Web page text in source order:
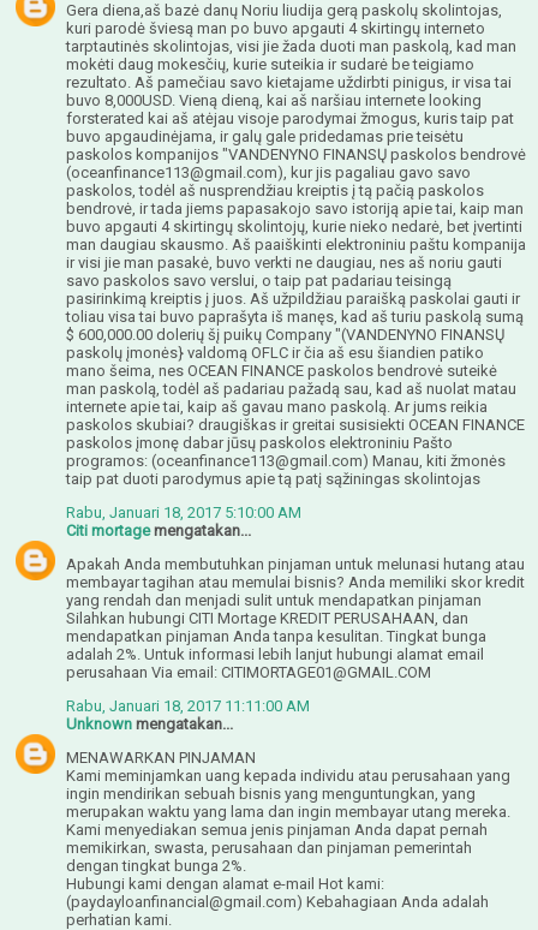
Gera diena,aš bazė danų Noriu liudija gerą paskolų skolintojas,
kuri parodė šviesą man po buvo apgauti 4 skirtingų interneto
tarptautinės skolintojas, visi jie žada duoti man paskolą, kad man
mokėti daug mokesčių, kurie suteikia ir sudarė be teigiamo
rezultato. Aš pamečiau savo kietajame uždirbti pinigus, ir visa tai
buvo 8,000USD. Vieną dieną, kai aš naršiau internete looking
forsterated kai aš atėjau visoje parodymai žmogus, kuris taip pat
buvo apgaudinėjama, ir galų gale pridedamas prie teisėtu
paskolos kompanijos "VANDENYNO FINANSŲ paskolos bendrovė
(oceanfinance113@gmail.com), kur jis pagaliau gavo savo
paskolos, todėl aš nusprendžiau kreiptis į tą pačią paskolos
bendrovė, ir tada jiems papasakojo savo istoriją apie tai, kaip man
buvo apgauti 4 skirtingų skolintojų, kurie nieko nedarė, bet įvertinti
man daugiau skausmo. Aš paaiškinti elektroniniu paštu kompanija
ir visi jie man pasakė, buvo verkti ne daugiau, nes aš noriu gauti
savo paskolos savo verslui, o taip pat padariau teisingą
pasirinkimą kreiptis į juos. Aš užpildžiau paraišką paskolai gauti ir
toliau visa tai buvo paprašyta iš manęs, kad aš turiu paskolą sumą
$ 600,000.00 dolerių šį puikų Company "(VANDENYNO FINANSŲ
paskolų įmonės} valdomą OFLC ir čia aš esu šiandien patiko
mano šeima, nes OCEAN FINANCE paskolos bendrovė suteikė
man paskolą, todėl aš padariau pažadą sau, kad aš nuolat matau
internete apie tai, kaip aš gavau mano paskolą. Ar jums reikia
paskolos skubiai? draugiškas ir greitai susisiekti OCEAN FINANCE
paskolos įmonę dabar jūsų paskolos elektroniniu Pašto
programos: (oceanfinance113@gmail.com) Manau, kiti žmonės
taip pat duoti parodymus apie tą patį sąžiningas skolintojas
Rabu, Januari 18, 2017 5:10:00 AM
Citi mortagemengatakan...
Apakah Anda membutuhkan pinjaman untuk melunasi hutang atau
membayar tagihan atau memulai bisnis? Anda memiliki skor kredit
yang rendah dan menjadi sulit untuk mendapatkan pinjaman
Silahkan hubungi CITI Mortage KREDIT PERUSAHAAN, dan
mendapatkan pinjaman Anda tanpa kesulitan. Tingkat bunga
adalah 2%. Untuk informasi lebih lanjut hubungi alamat email
perusahaan Via email: CITIMORTAGE01@GMAIL.COM
Rabu, Januari 18, 2017 11:11:00 AM
Unknown mengatakan...
MENAWARKAN PINJAMAN
Kami meminjamkan uang kepada individu atau perusahaan yang
ingin mendirikan sebuah bisnis yang menguntungkan, yang
merupakan waktu yang lama dan ingin membayar utang mereka.
Kami menyediakan semua jenis pinjaman Anda dapat pernah
memikirkan, swasta, perusahaan dan pinjaman pemerintah
dengan tingkat bunga 2%.
Hubungi kami dengan alamat e-mail Hot kami:
(paydayloanfinancial@gmail.com) Kebahagiaan Anda adalah
perhatian kami.